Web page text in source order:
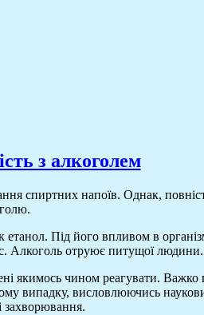
з алкоголем
спиртних напоїв. Однак,
Під його впливом в
Алкоголь отруює питущої людини.
якимось чином реагувати.
випадку, висловлюючись
захворювання.